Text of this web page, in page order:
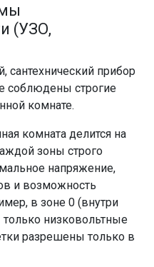
(УЗО,
прибор
соблюдены строгие
комнате.
комната делится на
зоны строго
напряжение,
и возможность
в зоне 0 (внутри
низковольтные
разрешены только в